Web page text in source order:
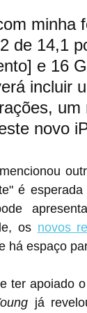
minha
de 14,1
e 16
incluir
novo
outros modelos
é
os novos
ter apoiado
já